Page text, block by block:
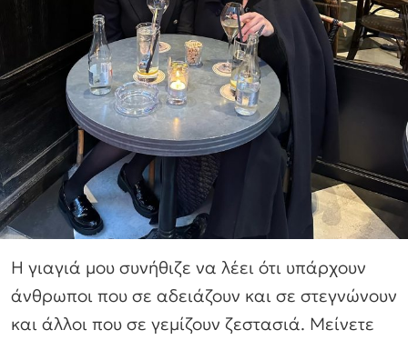
Η γιαγιά μου συνήθιζε να λέει ότι υπάρχουν
άνθρωποι που σε αδειάζουν και σε στεγνώνουν
και άλλοι που σε γεμίζουν ζεστασιά. Μείνετε